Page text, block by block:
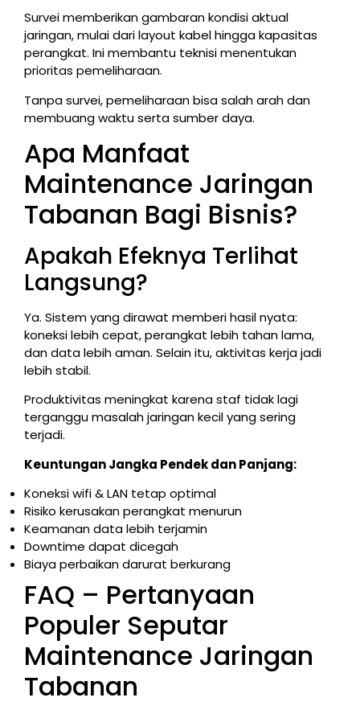
Survei memberikan gambaran kondisi aktual
jaringan, mulai dari layout kabel hingga kapasitas
perangkat. Ini membantu teknisi menentukan
prioritas pemeliharaan.
Tanpa survei, pemeliharaan bisa salah arah dan
membuang waktu serta sumber daya.
Apa Manfaat
Maintenance Jaringan
Tabanan Bagi Bisnis?
Apakah Efeknya Terlihat
Langsung?
Ya. Sistem yang dirawat memberi hasil nyata:
koneksi lebih cepat, perangkat lebih tahan lama,
dan data lebih aman. Selain itu, aktivitas kerja jadi
lebih stabil.
Produktivitas meningkat karena staf tidak lagi
terganggu masalah jaringan kecil yang sering
terjadi.
Keuntungan Jangka Pendek dan Panjang:
Koneksi wifi & LAN tetap optimal
Risiko kerusakan perangkat menurun
Keamanan data lebih terjamin
Downtime dapat dicegah
Biaya perbaikan darurat berkurang
FAQ – Pertanyaan
Populer Seputar
Maintenance Jaringan
Tabanan